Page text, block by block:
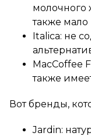
молочного
также
Italica: не
MacCoffee
также
Вот бренды,
Jardin: